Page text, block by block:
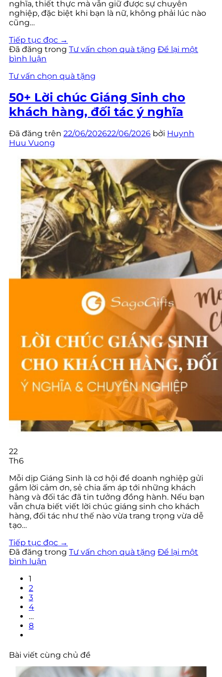
nghĩa, thiết thực mà vẫn giữ được sự chuyên
nghiệp, đặc biệt khi bạn là nữ, không phải lúc nào
cũng…
Tiếp tục đọc →
Đã đăng trong Tư vấn chọn quà tặng Để lại một
bình luận
Tư vấn chọn quà tặng
50+ Lời chúc Giáng Sinh cho
khách hàng, đối tác ý nghĩa
Đã đăng trên 22/06/202622/06/2026 bởi Huynh
Huu Vuong
22
Th6
Mỗi dịp Giáng Sinh là cơ hội để doanh nghiệp gửi
gắm lời cảm ơn, sẻ chia ấm áp tới những khách
hàng và đối tác đã tin tưởng đồng hành. Nếu bạn
vẫn chưa biết viết lời chúc giáng sinh cho khách
hàng, đối tác như thế nào vừa trang trọng vừa dễ
tạo…
Tiếp tục đọc →
Đã đăng trong Tư vấn chọn quà tặng Để lại một
bình luận
1
2
3
4
…
8
Bài viết cùng chủ đề